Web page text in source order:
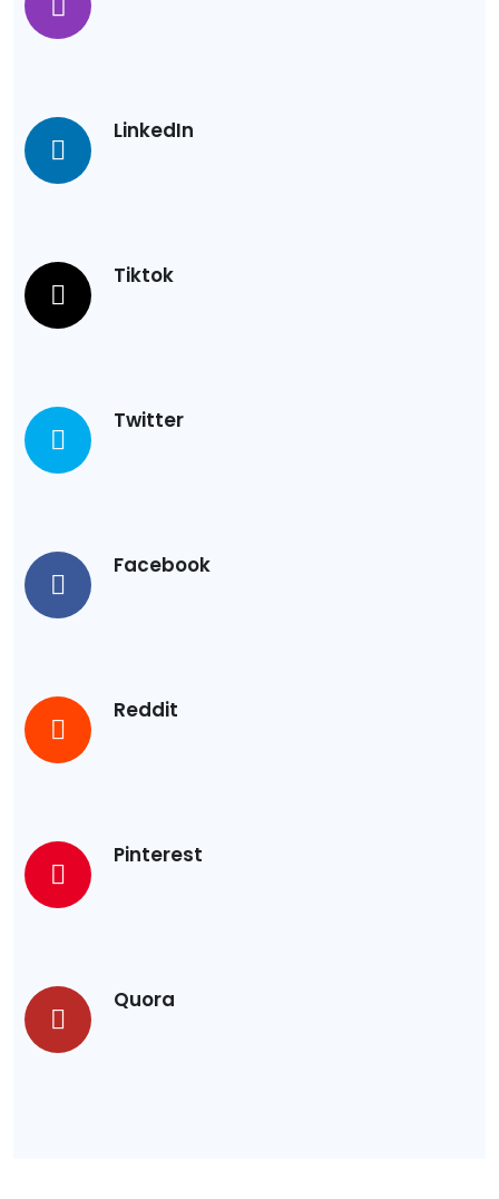
LinkedIn
Tiktok
Twitter
Facebook
Reddit
Pinterest
Quora